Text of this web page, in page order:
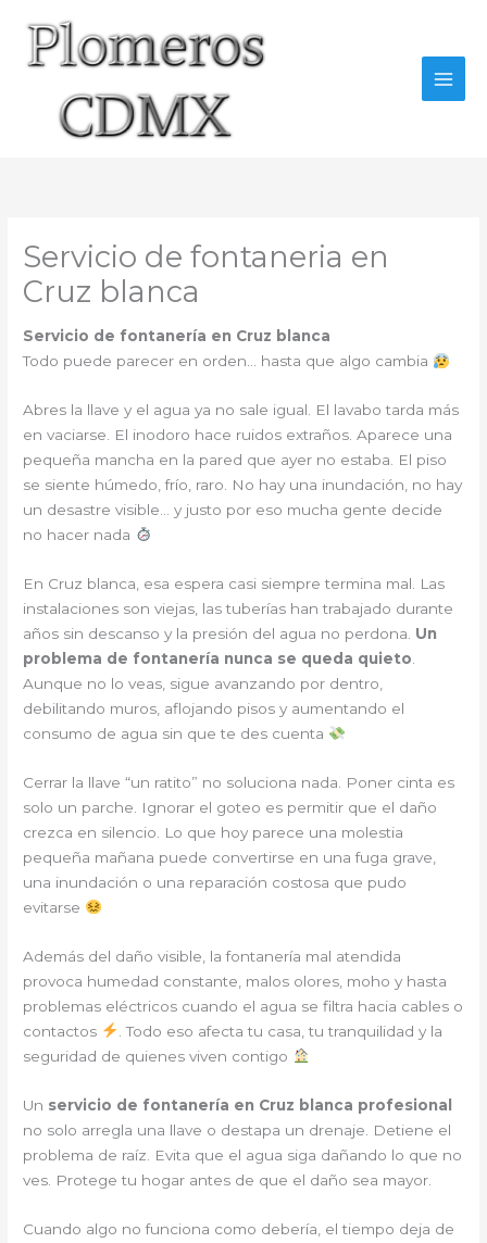
contenido
Servicio de fontaneria en
Cruz blanca
Servicio de fontanería en Cruz blanca
Todo puede parecer en orden… hasta que algo cambia
Abres la llave y el agua ya no sale igual. El lavabo tarda más
en vaciarse. El inodoro hace ruidos extraños. Aparece una
pequeña mancha en la pared que ayer no estaba. El piso
se siente húmedo, frío, raro. No hay una inundación, no hay
un desastre visible… y justo por eso mucha gente decide
no hacer nada
En Cruz blanca, esa espera casi siempre termina mal. Las
instalaciones son viejas, las tuberías han trabajado durante
años sin descanso y la presión del agua no perdona. Un
problema de fontanería nunca se queda quieto
Aunque no lo veas, sigue avanzando por dentro,
debilitando muros, aflojando pisos y aumentando el
consumo de agua sin que te des cuenta
Cerrar la llave “un ratito” no soluciona nada. Poner cinta es
solo un parche. Ignorar el goteo es permitir que el daño
crezca en silencio. Lo que hoy parece una molestia
pequeña mañana puede convertirse en una fuga grave,
una inundación o una reparación costosa que pudo
evitarse
Además del daño visible, la fontanería mal atendida
provoca humedad constante, malos olores, moho y hasta
problemas eléctricos cuando el agua se filtra hacia cables o
contactos
. Todo eso afecta tu casa, tu tranquilidad y la
seguridad de quienes viven contigo
Un servicio de fontanería en Cruz blanca profesional
no solo arregla una llave o destapa un drenaje. Detiene el
problema de raíz. Evita que el agua siga dañando lo que no
ves. Protege tu hogar antes de que el daño sea mayor.
Cuando algo no funciona como debería, el tiempo deja de